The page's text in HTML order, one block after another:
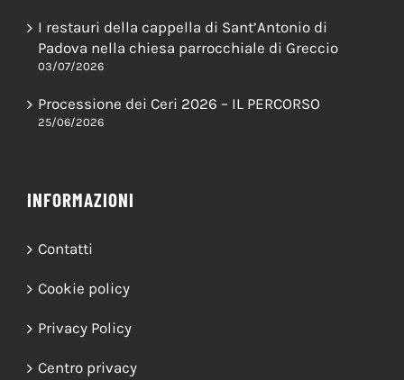
20/07/2026
I restauri della cappella di Sant’Antonio di
03/07/2026
INFORMAZIONI
Contatti
Cookie policy
Privacy Policy